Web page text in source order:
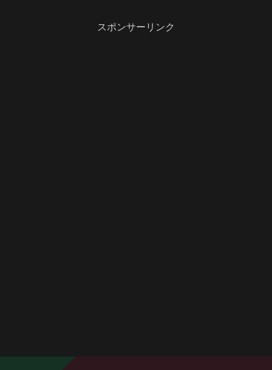
スポンサーリンク